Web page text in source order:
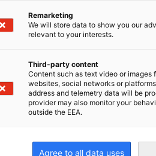
Deutschland im Ausland. Wir
Industrie- und Handelskammer
Industrie- und Handelskammer
AHK.de
Remarketing
We will store data to show you our
relevant to your interests.
Third-party content
Content such as text video or images
websites, social networks or
address and telemetry data will be
provider may also monitor your
outside the EEA.
Agree to all data uses